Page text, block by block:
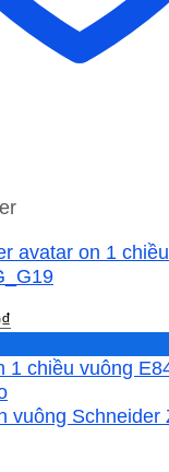
avatar on 1 chiều
₫
tại
155,100₫.